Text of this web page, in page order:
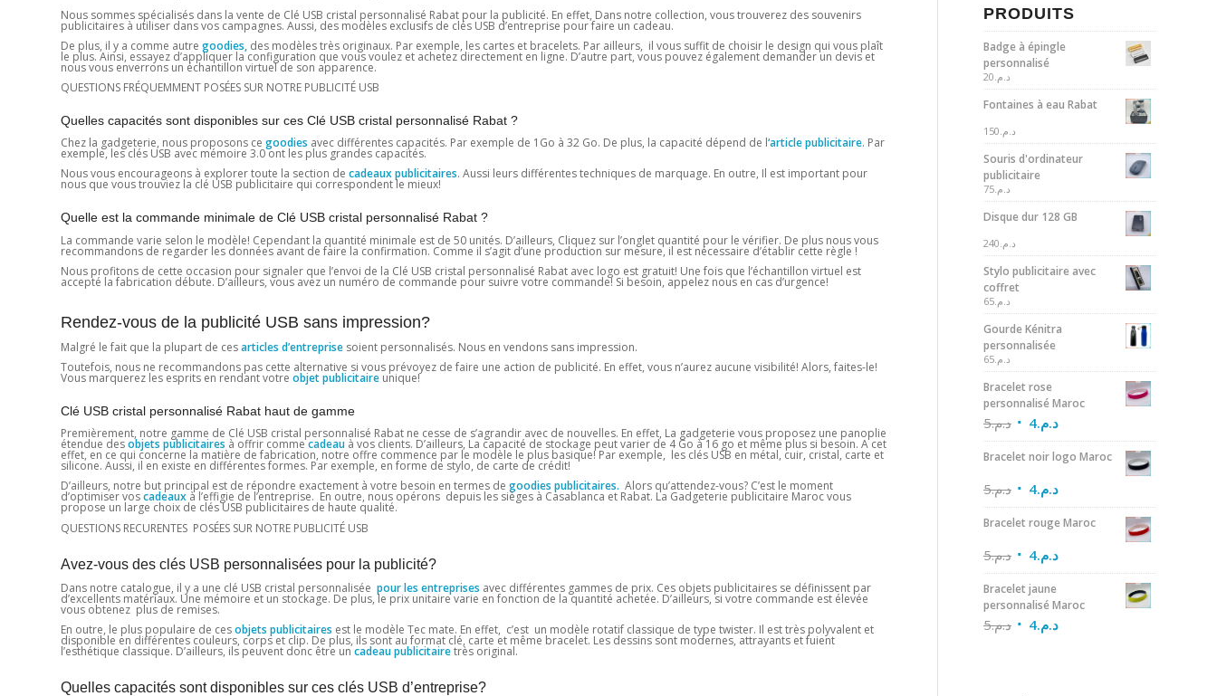
Nous sommes spécialisés dans la vente de Clé USB cristal personnalisé Rabat pour la publicité. En effet, Dans notre collection, vous trouverez des souvenirs
publicitaires à utiliser dans vos campagnes. Aussi, des modèles exclusifs de clés USB d’entreprise pour faire un cadeau.
De plus, il y a comme autre goodies, des modèles très originaux. Par exemple, les cartes et bracelets. Par ailleurs, il vous suffit de choisir le design qui vous plaît
le plus. Ainsi, essayez d’appliquer la configuration que vous voulez et achetez directement en ligne. D’autre part, vous pouvez également demander un devis et
nous vous enverrons un échantillon virtuel de son apparence.
QUESTIONS FRÉQUEMMENT POSÉES SUR NOTRE PUBLICITÉ USB
Quelles capacités sont disponibles sur ces Clé USB cristal personnalisé Rabat ?
Chez la gadgeterie, nous proposons ce goodies avec différentes capacités. Par exemple de 1Go à 32 ​​Go. De plus, la capacité dépend de l‘article publicitaire. Par
exemple, les clés USB avec mémoire 3.0 ont les plus grandes capacités.
Nous vous encourageons à explorer toute la section de cadeaux publicitaires. Aussi leurs différentes techniques de marquage. En outre, Il est important pour
nous que vous trouviez la clé USB publicitaire qui correspondent le mieux!
Quelle est la commande minimale de Clé USB cristal personnalisé Rabat ?
La commande varie selon le modèle! Cependant la quantité minimale est de 50 unités. D’ailleurs, Cliquez sur l’onglet quantité pour le vérifier. De plus nous vous
recommandons de regarder les données avant de faire la confirmation. Comme il s’agit d’une production sur mesure, il est nécessaire d’établir cette règle !
Nous profitons de cette occasion pour signaler que l’envoi de la Clé USB cristal personnalisé Rabat avec logo est gratuit! Une fois que l’échantillon virtuel est
accepté la fabrication débute. D’ailleurs, vous avez un numéro de commande pour suivre votre commande! Si besoin, appelez nous en cas d’urgence!
Rendez-vous de la publicité USB sans impression?
Malgré le fait que la plupart de cesarticles d’entreprise soient personnalisés. Nous en vendons sans impression.
Toutefois, nous ne recommandons pas cette alternative si vous prévoyez de faire une action de publicité. En effet, vous n’aurez aucune visibilité! Alors, faites-le!
Vous marquerez les esprits en rendant votre objet publicitaire unique!
Clé USB cristal personnalisé Rabat haut de gamme
Premièrement, notre gamme de Clé USB cristal personnalisé Rabat ne cesse de s’agrandir avec de nouvelles. En effet, La gadgeterie vous proposez une panoplie
étendue desobjets publicitaires à offrir commecadeau à vos clients. D’ailleurs, La capacité de stockage peut varier de 4 Go à 16 go et même plus si besoin. A cet
effet, en ce qui concerne la matière de fabrication, notre offre commence par le modèle le plus basique! Par exemple, les clés USB en métal, cuir, cristal, carte et
silicone. Aussi, il en existe en différentes formes. Par exemple, en forme de stylo, de carte de crédit!
D’ailleurs, notre but principal est de répondre exactement à votre besoin en termes de goodies publicitaires. Alors qu’attendez-vous? C’est le moment
d’optimiser voscadeaux à l’effigie de l’entreprise. En outre, nous opérons depuis les sièges à Casablanca et Rabat. La Gadgeterie publicitaire Maroc vous
propose un large choix de clés USB publicitaires de haute qualité.
QUESTIONS RECURENTES POSÉES SUR NOTRE PUBLICITÉ USB
Avez-vous des clés USB personnalisées pour la publicité?
Dans notre catalogue, il y a une clé USB cristal personnalisée pour les entreprises avec différentes gammes de prix. Ces objets publicitaires se définissent par
d’excellents matériaux. Une mémoire et un stockage. De plus, le prix unitaire varie en fonction de la quantité achetée. D’ailleurs, si votre commande est élevée
vous obtenez plus de remises.
En outre, le plus populaire de cesobjets publicitaires est le modèle Tec mate. En effet, c’est un modèle rotatif classique de type twister. Il est très polyvalent et
disponible en différentes couleurs, corps et clip. De plus, ils sont au format clé, carte et même bracelet. Les dessins sont modernes, attrayants et fuient
l’esthétique classique. D’ailleurs, ils peuvent donc être uncadeau publicitairetrès original.
Quelles capacités sont disponibles sur ces clés USB d’entreprise?
PRODUITS
Badge à épingle
personnalisé
د.م. 20
Fontaines à eau Rabat
د.م. 150
Souris d'ordinateur
publicitaire
د.م. 75
Disque dur 128 GB
د.م. 240
Stylo publicitaire avec
coffret
د.م. 65
Gourde Kénitra
personnalisée
د.م. 65
Bracelet rose
personnalisé Maroc
د.م.5 د.م.4
Bracelet noir logo Maroc
د.م.5 د.م.4
Bracelet rouge Maroc
د.م.5 د.م.4
Bracelet jaune
personnalisé Maroc
د.م.5 د.م.4